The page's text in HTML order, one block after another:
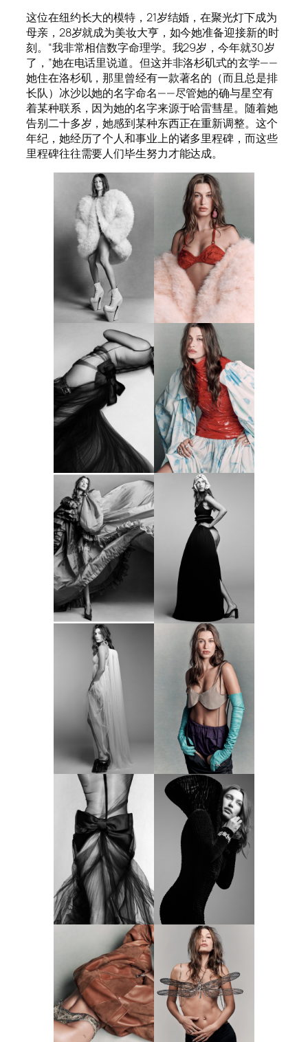
这位在纽约长大的模特，21岁结婚，在聚光灯下成为
母亲，28岁就成为美妆大亨，如今她准备迎接新的时
刻。“我非常相信数字命理学。我29岁，今年就30岁
了，”她在电话里说道。但这并非洛杉矶式的玄学——
她住在洛杉矶，那里曾经有一款著名的（而且总是排
长队）冰沙以她的名字命名——尽管她的确与星空有
着某种联系，因为她的名字来源于哈雷彗星。随着她
告别二十多岁，她感到某种东西正在重新调整。这个
年纪，她经历了个人和事业上的诸多里程碑，而这些
里程碑往往需要人们毕生努力才能达成。